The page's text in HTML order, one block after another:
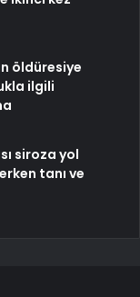
öldüresiye
ilgili
siroza yol
tanı ve